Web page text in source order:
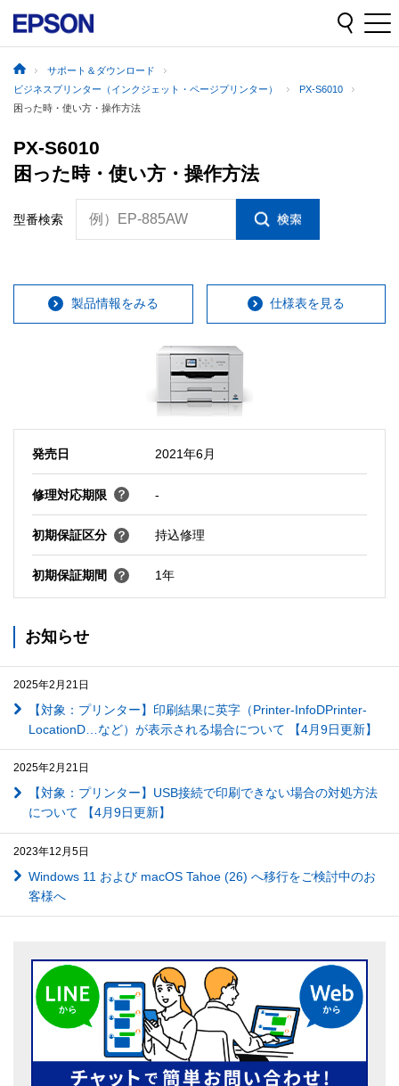
サポート＆ダウンロード
ビジネスプリンター（インクジェット・ページプリンター）
PX-S6010
困った時・使い方・操作方法
PX-S6010
困った時・使い方・操作方法
型番検索 例）EP-885AW
製品情報をみる 仕様表を見る
発売日 2021年6月
修理対応期限 -
初期保証区分 持込修理
初期保証期間 1年
お知らせ
2025年2月21日
【対象：プリンター】印刷結果に英字（Printer-InfoDPrinter-
LocationD…など）が表示される場合について 【4月9日更新】
2025年2月21日
【対象：プリンター】USB接続で印刷できない場合の対処方法
について 【4月9日更新】
2023年12月5日
Windows 11 および macOS Tahoe (26) へ移行をご検討中のお
客様へ